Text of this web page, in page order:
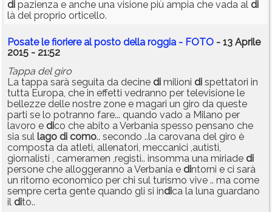
di pazienza e anche una visione più ampia che vada al di
là del proprio orticello.
Posate le fioriere al posto della roggia - FOTO - 13 Aprile
2015 - 21:52
Tappa del giro
La tappa sarà seguita da decine di milioni di spettatori in
tutta Europa, che in effetti vedranno per televisione le
bellezze delle nostre zone e magari un giro da queste
parti se lo potranno fare... quando vado a Milano per
lavoro e dico che abito a Verbania spesso pensano che
sia sul lago di como.. secondo ..la carovana del giro è
composta da atleti, allenatori, meccanici ,autisti,
giornalisti , cameramen ,registi.. insomma una miriade di
persone che alloggeranno a Verbania e dintorni e ci sarà
un ritorno economico per chi sul turismo vive .. ma come
sempre certa gente quando gli si indica la luna guardano
il dito..